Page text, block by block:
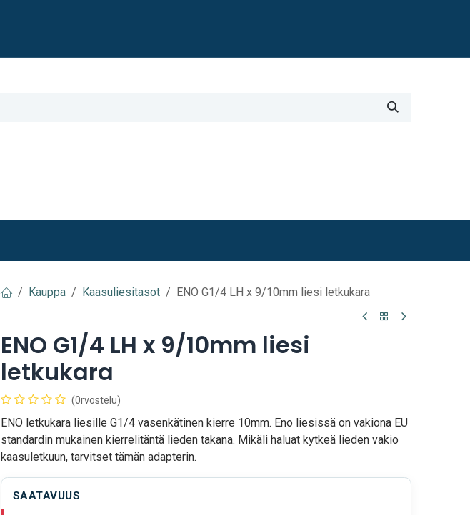
Kauppa Kaasuliesitasot ENO G1/4 LH x 9/10mm liesi letkukara
ENO G1/4 LH x 9/10mm liesi
letkukara
(0rvostelu)
ENO letkukara liesille G1/4 vasenkätinen kierre 10mm. Eno liesissä on vakiona EU
standardin mukainen kierrelitäntä lieden takana. Mikäli haluat kytkeä lieden vakio
kaasuletkuun, tarvitset tämän adapterin.
SAATAVUUS